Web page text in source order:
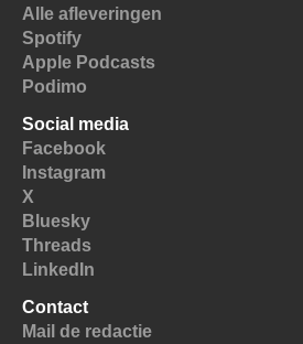
Alle afleveringen
Spotify
Apple Podcasts
Podimo
Social media
Facebook
Instagram
X
Bluesky
Threads
LinkedIn
Contact
Mail de redactie